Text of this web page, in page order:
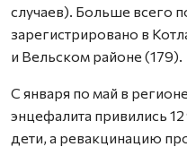
случаев). Больше всего
зарегистрировано в
и Вельском районе (179).
С января по май в
энцефалита привились
дети, а ревакцинацию